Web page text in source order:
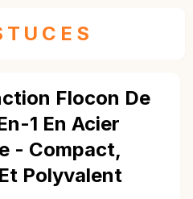
Flocon De
1 En Acier
- Compact,
Polyvalent